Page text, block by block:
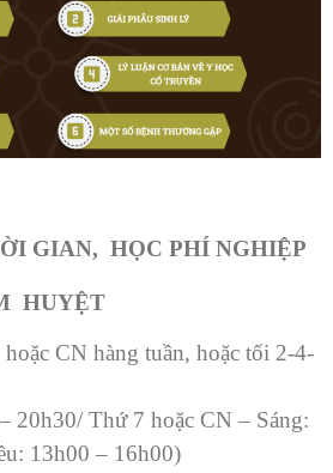
GIAN, HỌC PHÍ NGHIỆP
HUYỆT
CN hàng tuần, hoặc tối 2-4-
20h30/ Thứ 7 hoặc CN – Sáng:
13h00 – 16h00)